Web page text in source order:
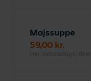
Majssuppe
59,00 kr.
inkl. indbetaling (0,00 kr.)